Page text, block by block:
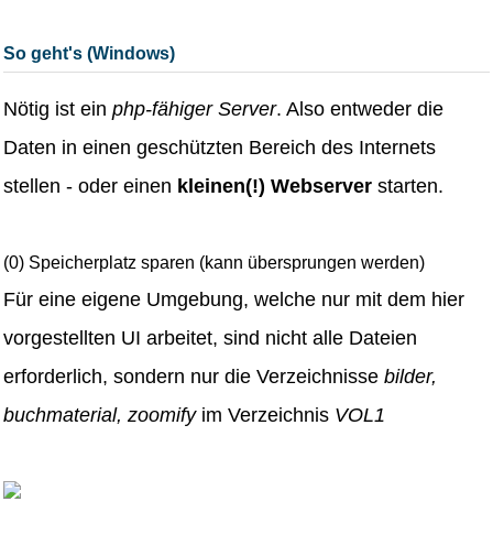
So geht's (Windows)
Nötig ist einphp-fähiger Server. Also entweder die
Daten in einen geschützten Bereich des Internets
stellen - oder einen kleinen(!) Webserver starten.
(0) Speicherplatz sparen (kann übersprungen werden)
Für eine eigene Umgebung, welche nur mit dem hier
vorgestellten UI arbeitet, sind nicht alle Dateien
erforderlich, sondern nur die Verzeichnissebilder,
buchmaterial, zoomifyim Verzeichnis VOL1